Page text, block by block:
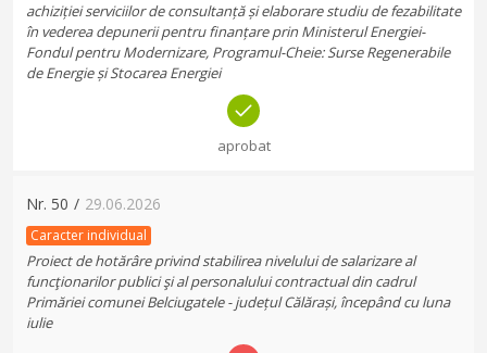
achiziției serviciilor de consultanță și elaborare studiu de fezabilitate
în vederea depunerii pentru finanțare prin Ministerul Energiei-
Fondul pentru Modernizare, Programul-Cheie: Surse Regenerabile
de Energie și Stocarea Energiei
aprobat
Nr. 50 / 29.06.2026
Caracter individual
Proiect de hotărâre privind stabilirea nivelului de salarizare al
funcţionarilor publici şi al personalului contractual din cadrul
Primăriei comunei Belciugatele - județul Călărași, începând cu luna
iulie